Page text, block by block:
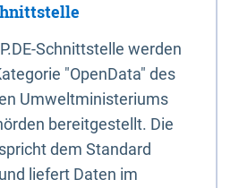
Schnittstelle werden
"OpenData" des
Umweltministeriums
bereitgestellt. Die
dem Standard
liefert Daten im